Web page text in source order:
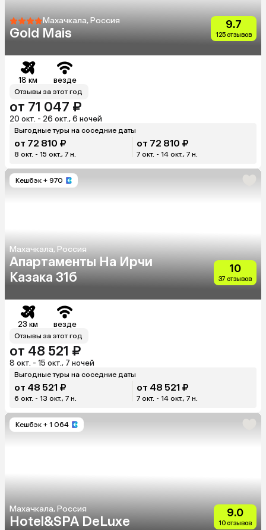
Махачкала, Россия
Gold Mais
9.7
125 отзывов
18 км везде
Отзывы за этот год
от 71 047 ₽
20 окт. - 26 окт., 6 ночей
Выгодные туры на соседние даты
от 72 810 ₽
8 окт. - 15 окт., 7 н.
от 72 810 ₽
7 окт. - 14 окт., 7 н.
Кешбэк + 970
Махачкала, Россия
Апартаменты На Ирчи
Казака 31б
10
37 отзывов
23 км везде
Отзывы за этот год
от 48 521 ₽
8 окт. - 15 окт., 7 ночей
Выгодные туры на соседние даты
от 48 521 ₽
6 окт. - 13 окт., 7 н.
от 48 521 ₽
7 окт. - 14 окт., 7 н.
Кешбэк + 1 064
Махачкала, Россия
Hotel&SPA DeLuxe
9.0
10 отзывов